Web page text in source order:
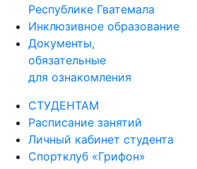
Республике Гватемала
Инклюзивное образование
Документы,
обязательные
для ознакомления
СТУДЕНТАМ
Расписание занятий
Личный кабинет студента
Спортклуб «Грифон»